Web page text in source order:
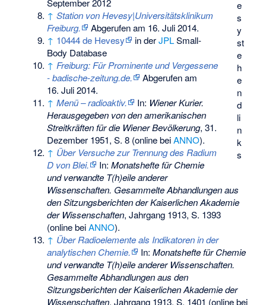
e
s
y
st
e
h
e
n
d
li
n
k
s
September 2012
↑ Station von Hevesy|Universitätsklinikum
Freiburg.
Abgerufen am 16. Juli 2014.
↑ 10444 de Hevesy in derJPLSmall-
Body Database
↑ Freiburg: Für Prominente und Vergessene
- badische-zeitung.de.
Abgerufen am
16. Juli 2014.
↑ Menü – radioaktiv. In: Wiener Kurier.
Herausgegeben von den amerikanischen
Streitkräften für die Wiener Bevölkerung, 31.
Dezember 1951, S. 8 (online beiANNO).
↑ Über Versuche zur Trennung des Radium
D von Blei.
In:Monatshefte für Chemie
und verwandte T(h)eile anderer
Wissenschaften. Gesammelte Abhandlungen aus
den Sitzungsberichten der Kaiserlichen Akademie
der Wissenschaften, Jahrgang 1913, S. 1393
(online beiANNO).
↑ Über Radioelemente als Indikatoren in der
analytischen Chemie.
In:Monatshefte für Chemie
und verwandte T(h)eile anderer Wissenschaften.
Gesammelte Abhandlungen aus den
Sitzungsberichten der Kaiserlichen Akademie der
Wissenschaften, Jahrgang 1913, S. 1401 (online bei